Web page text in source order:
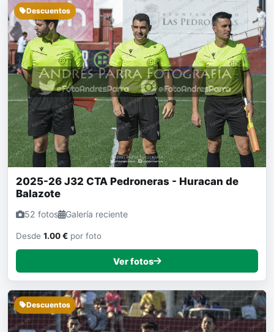
Descuentos
2025-26 J32 CTA Pedroneras - Huracan de
Balazote
52 fotos Galería reciente
Desde 1.00 € por foto
Ver fotos
Descuentos